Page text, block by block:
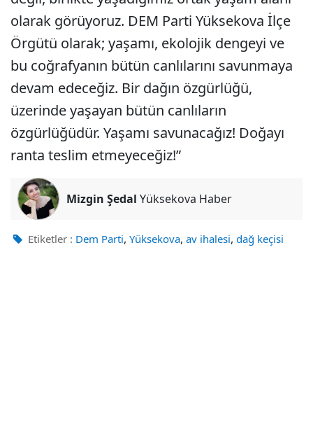
olarak görüyoruz. DEM Parti Yüksekova İlçe
Örgütü olarak; yaşamı, ekolojik dengeyi ve
bu coğrafyanın bütün canlılarını savunmaya
devam edeceğiz. Bir dağın özgürlüğü,
üzerinde yaşayan bütün canlıların
özgürlüğüdür. Yaşamı savunacağız! Doğayı
ranta teslim etmeyeceğiz!”
Mizgin Şedal Yüksekova Haber
Etiketler : Dem Parti, Yüksekova, av ihalesi, dağ keçisi